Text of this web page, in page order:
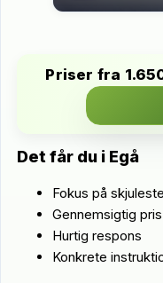
Priser fra
Det får du i Egå
Fokus på
Gennemsigtig
Hurtig respons
Konkrete